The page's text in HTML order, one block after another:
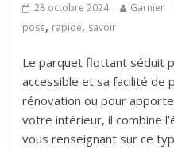
28 octobre 2024 Garnier
pose, rapide, savoir
Le parquet flottant séduit
accessible et sa facilité de
rénovation ou pour
votre intérieur, il combine
vous renseignant sur ce